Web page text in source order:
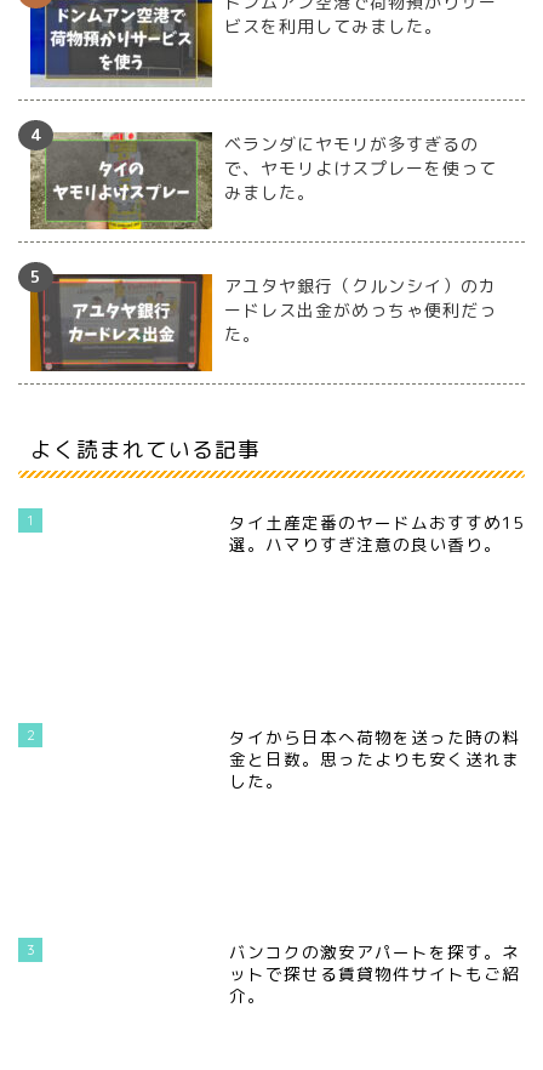
ビスを利用してみました。
ベランダにヤモリが多すぎるの
で、ヤモリよけスプレーを使って
みました。
アユタヤ銀行（クルンシイ）のカ
ードレス出金がめっちゃ便利だっ
た。
よく読まれている記事
1
タイ土産定番のヤードムおすすめ15
選。ハマりすぎ注意の良い香り。
2
タイから日本へ荷物を送った時の料
金と日数。思ったよりも安く送れま
した。
3
バンコクの激安アパートを探す。ネ
ットで探せる賃貸物件サイトもご紹
介。